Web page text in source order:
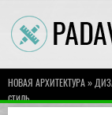
НОВАЯ АРХИТЕКТУРА»
стиль